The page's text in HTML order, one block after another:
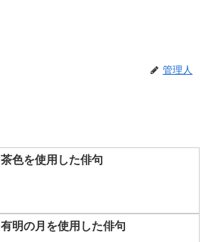
管理人
茶色を使用した俳句
有明の月を使用した俳句